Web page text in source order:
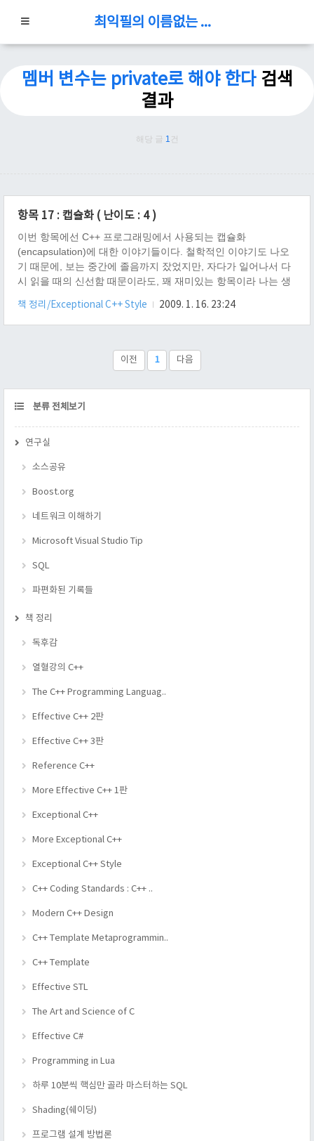
최익필의 이름없는 블로그
멤버 변수는 private로 해야 한다 검색
결과
해당 글 1 건
항목 17 : 캡슐화 ( 난이도 : 4 )
이번 항목에선 C++ 프로그래밍에서 사용되는 캡슐화
(encapsulation)에 대한 이야기들이다. 철학적인 이야기도 나오
기 때문에, 보는 중간에 졸음까지 잤었지만, 자다가 일어나서 다
시 읽을 때의 신선함 때문이라도, 꽤 재미있는 항목이라 나는 생
"캡슐화"가 뜻하는 바는 무엇이며, 객체지향적 설계와 프로그래
밍에서 그것이 얼마나 중요한가? 책에선 "캡슐화" 라는 뜻부터
이다. 즉, 외부와 연결된 인터페이스가 내부에 의존하지 않는다
면, 클래스 내부의 변화는 외부와 연결된 인터페이스에 영향을
계와 프로그래밍에서 그것이..
책 정리/Exceptional C++ Style 2009. 1. 16. 23:24
이전 1 다음
CATEGORY
분류 전체보기
연구실
소스공유
Boost.org
네트워크 이해하기
Microsoft Visual Studio Tip
SQL
파편화된 기록들
책 정리
독후감
열혈강의 C++
The C++ Programming Languag..
Effective C++ 2판
Effective C++ 3판
Reference C++
More Effective C++ 1판
Exceptional C++
More Exceptional C++
Exceptional C++ Style
C++ Coding Standards : C++ ..
Modern C++ Design
C++ Template Metaprogrammin..
C++ Template
Effective STL
The Art and Science of C
Effective C#
Programming in Lua
하루 10분씩 핵심만 골라 마스터하는 SQL
Shading(쉐이딩)
프로그램 설계 방법론